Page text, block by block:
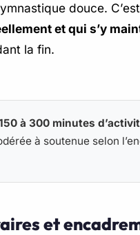
douce.
et qui s’y
la fin.
à 300 minutes
à soutenue selon
et